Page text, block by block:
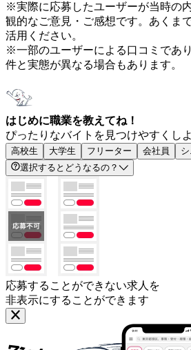
※実際に応募したユーザーが当時の
観的なご意見・ご感想です。あくま
活用ください。
※一部のユーザーによる口コミであ
件と実態が異なる場合もあります。
はじめに職業を教えてね！
ぴったりなバイトを見つけやすくし
高校生 大学生 フリーター 会社員
選択するとどうなるの？
応募することができない求人を
非表示にすることができます